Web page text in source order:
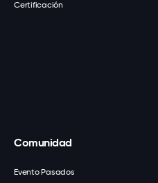
Certificación
Comunidad
Evento Pasados